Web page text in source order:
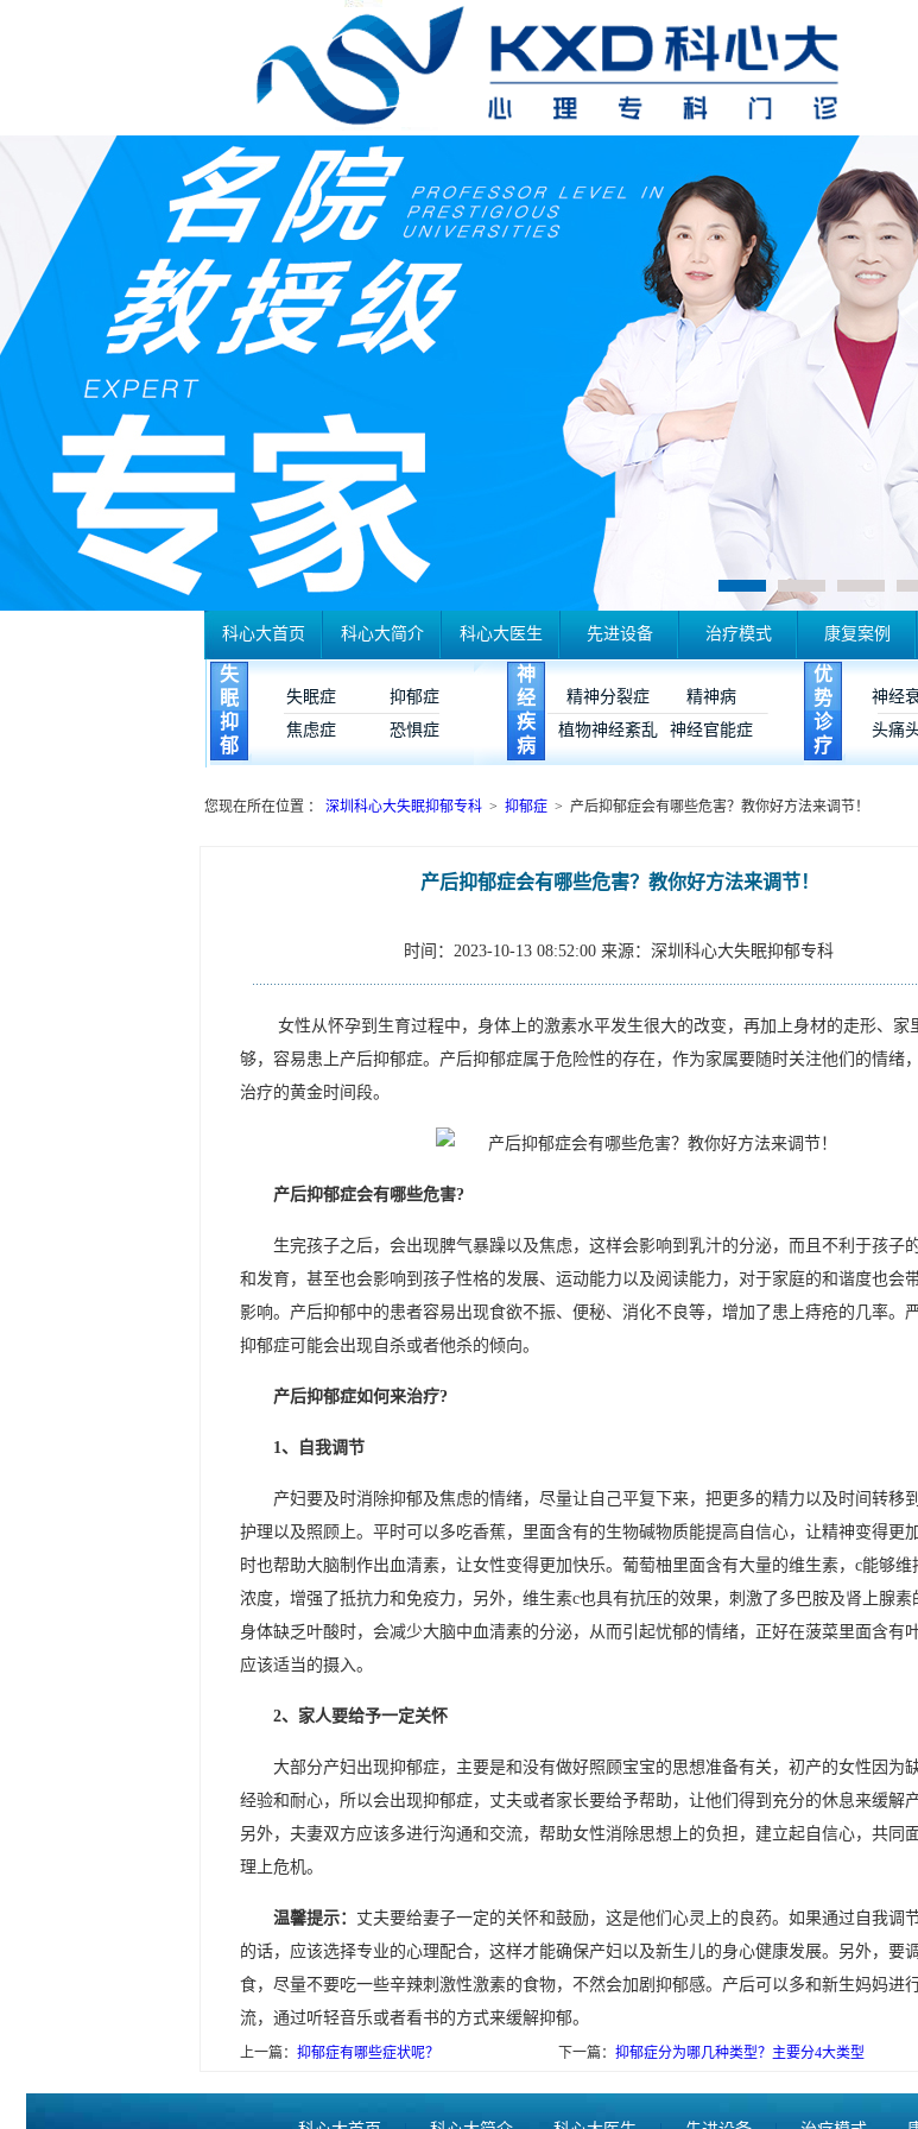
科心大首页 科心大简介 科心大医生 先进设备 治疗模式 康复案例
失
眠
抑
郁
失眠症
抑郁症
焦虑症
恐惧症
神
经
疾
病
精神分裂症
精神病
植物神经紊乱
神经官能症
优
势
诊
疗
神经
头痛
您现在所在位置 ： 深圳科心大失眠抑郁专科 > 抑郁症 > 产后抑郁症会有哪些危害？教你好方法来调节！
产后抑郁症会有哪些危害？教你好方法来调节！
时间：2023-10-13 08:52:00 来源：深圳科心大失眠抑郁专科
女性从怀孕到生育过程中，身体上的激素水平发生很大的改变，再加上身材的走形、家
够，容易患上产后抑郁症。产后抑郁症属于危险性的存在，作为家属要随时关注他们的情绪
治疗的黄金时间段。
产后抑郁症会有哪些危害?
生完孩子之后，会出现脾气暴躁以及焦虑，这样会影响到乳汁的分泌，而且不利于孩子
和发育，甚至也会影响到孩子性格的发展、运动能力以及阅读能力，对于家庭的和谐度也会
影响。产后抑郁中的患者容易出现食欲不振、便秘、消化不良等，增加了患上痔疮的几率。
抑郁症可能会出现自杀或者他杀的倾向。
产后抑郁症如何来治疗?
1、自我调节
产妇要及时消除抑郁及焦虑的情绪，尽量让自己平复下来，把更多的精力以及时间转移
护理以及照顾上。平时可以多吃香蕉，里面含有的生物碱物质能提高自信心，让精神变得更
时也帮助大脑制作出血清素，让女性变得更加快乐。葡萄柚里面含有大量的维生素，c能够维
浓度，增强了抵抗力和免疫力，另外，维生素c也具有抗压的效果，刺激了多巴胺及肾上腺素
身体缺乏叶酸时，会减少大脑中血清素的分泌，从而引起忧郁的情绪，正好在菠菜里面含有
应该适当的摄入。
2、家人要给予一定关怀
大部分产妇出现抑郁症，主要是和没有做好照顾宝宝的思想准备有关，初产的女性因为
经验和耐心，所以会出现抑郁症，丈夫或者家长要给予帮助，让他们得到充分的休息来缓解产
另外，夫妻双方应该多进行沟通和交流，帮助女性消除思想上的负担，建立起自信心，共同
理上危机。
温馨提示： 丈夫要给妻子一定的关怀和鼓励，这是他们心灵上的良药。如果通过自我调
的话，应该选择专业的心理配合，这样才能确保产妇以及新生儿的身心健康发展。另外，要
食，尽量不要吃一些辛辣刺激性激素的食物，不然会加剧抑郁感。产后可以多和新生妈妈进
流，通过听轻音乐或者看书的方式来缓解抑郁。
上一篇： 抑郁症有哪些症状呢？ 下一篇： 抑郁症分为哪几种类型？主要分4大类型